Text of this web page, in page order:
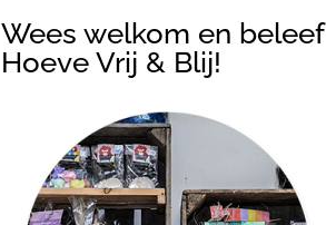
Wees welkom en beleef
Hoeve Vrij & Blij!